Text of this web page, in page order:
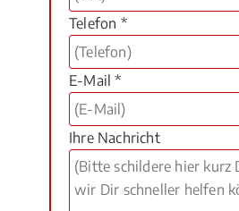
Telefon *
E-Mail *
Ihre Nachricht